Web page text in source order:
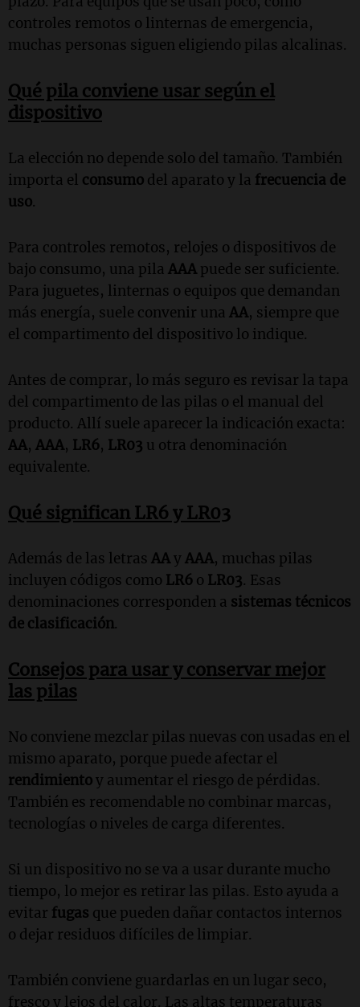
controles remotos o linternas de emergencia,
muchas personas siguen eligiendo pilas alcalinas.
Qué pila conviene usar según el
dispositivo
La elección no depende solo del tamaño. También
importa el consumo del aparato y la frecuencia de
uso.
Para controles remotos, relojes o dispositivos de
bajo consumo, una pila AAA puede ser suficiente.
Para juguetes, linternas o equipos que demandan
más energía, suele convenir una AA, siempre que
el compartimento del dispositivo lo indique.
Antes de comprar, lo más seguro es revisar la tapa
del compartimento de las pilas o el manual del
producto. Allí suele aparecer la indicación exacta:
AA, AAA, LR6, LR03 u otra denominación
equivalente.
Qué significan LR6 y LR03
Además de las letras AAyAAA, muchas pilas
incluyen códigos como LR6 o LR03. Esas
denominaciones corresponden a sistemas técnicos
de clasificación.
Consejos para usar y conservar mejor
las pilas
No conviene mezclar pilas nuevas con usadas en el
mismo aparato, porque puede afectar el
rendimientoy aumentar el riesgo de pérdidas.
También es recomendable no combinar marcas,
tecnologías o niveles de carga diferentes.
Si un dispositivo no se va a usar durante mucho
tiempo, lo mejor es retirar las pilas. Esto ayuda a
evitar fugas que pueden dañar contactos internos
o dejar residuos difíciles de limpiar.
También conviene guardarlas en un lugar seco,
fresco y lejos del calor. Las altas temperaturas